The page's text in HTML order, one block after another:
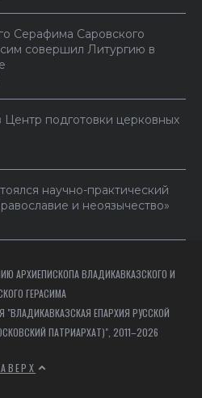
Серафима Саровского
совершил Литургию в
подготовки церковных
научно-практический
и неоязычество»
АРХИЕПИСКОПА ВЛАДИКАВКАЗСКОГО И
ГЕРАСИМА
ЕПАРХИЯ РУССКОЙ
ПАТРИАРХАТ)", 2011–2026